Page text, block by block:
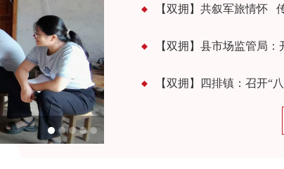
【双拥】共叙军旅情怀
【双拥】四排镇：召开“